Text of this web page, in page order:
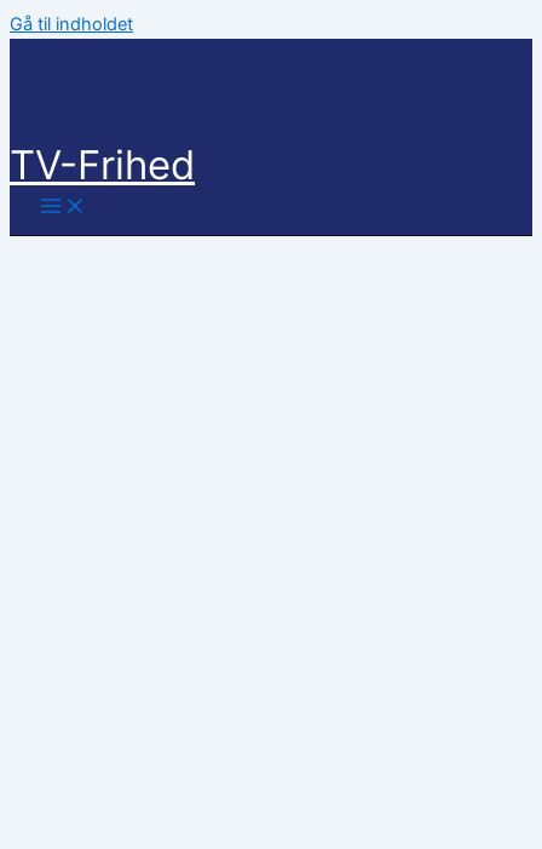
Gå til indholdet
TV-Frihed